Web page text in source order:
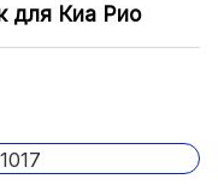
для Киа Рио